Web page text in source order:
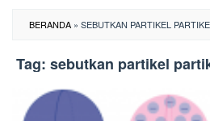
BERANDA » SEBUTKAN PARTIKEL
Tag: sebutkan partikel